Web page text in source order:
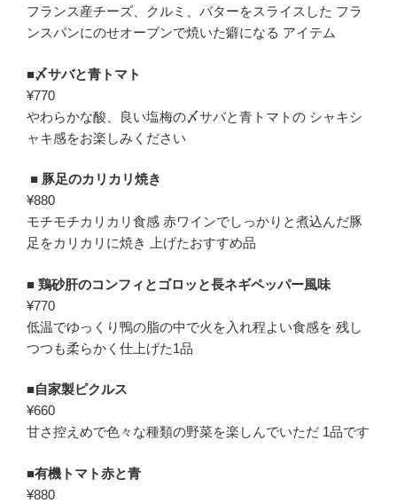
フランス産チーズ、クルミ、バターをスライスした フラ
ンスパンにのせオーブンで焼いた癖になる アイテム
■〆サバと青トマト
¥770
やわらかな酸、良い塩梅の〆サバと青トマトの シャキシ
ャキ感をお楽しみください
■ 豚足のカリカリ焼き
¥880
モチモチカリカリ食感 赤ワインでしっかりと煮込んだ豚
足をカリカリに焼き 上げたおすすめ品
■ 鶏砂肝のコンフィとゴロッと長ネギペッパー風味
¥770
低温でゆっくり鴨の脂の中で火を入れ程よい食感を 残し
つつも柔らかく仕上げた1品
■自家製ピクルス
¥660
甘さ控えめで色々な種類の野菜を楽しんでいただ 1品です
■有機トマト赤と青
¥880